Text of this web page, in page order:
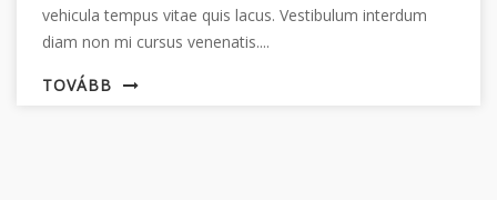
vehicula tempus vitae quis lacus. Vestibulum interdum
diam non mi cursus venenatis....
TOVÁBB